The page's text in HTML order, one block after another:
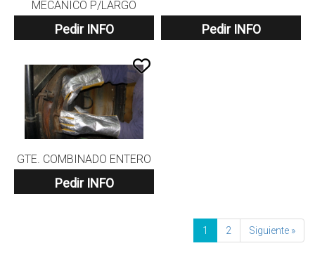
MECANICO P/LARGO
Pedir INFO Pedir INFO
GTE. COMBINADO ENTERO
Pedir INFO
1 2 Siguiente »